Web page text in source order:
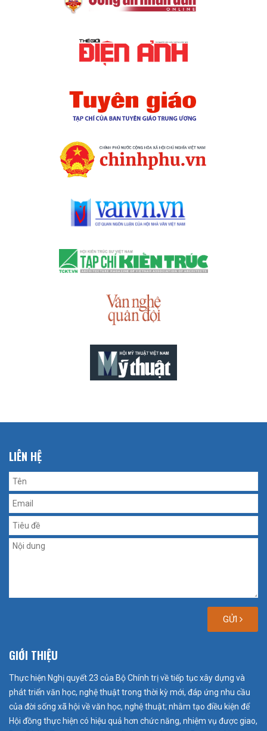
LIÊN HỆ
GỬI
GIỚI THIỆU
Thực hiện Nghị quyết 23 của Bộ Chính trị về tiếp tục xây dựng và
phát triển văn học, nghệ thuật trong thời kỳ mới, đáp ứng nhu cầu
của đời sống xã hội về văn học, nghệ thuật; nhằm tạo điều kiện để
Hội đồng thực hiện có hiệu quả hơn chức năng, nhiệm vụ được giao,